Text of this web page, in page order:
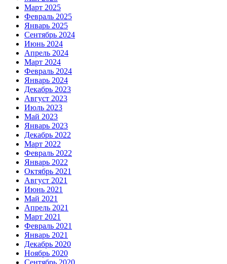
Март 2025
Февраль 2025
Январь 2025
Сентябрь 2024
Июнь 2024
Апрель 2024
Март 2024
Февраль 2024
Январь 2024
Декабрь 2023
Август 2023
Июль 2023
Май 2023
Январь 2023
Декабрь 2022
Март 2022
Февраль 2022
Январь 2022
Октябрь 2021
Август 2021
Июнь 2021
Май 2021
Апрель 2021
Март 2021
Февраль 2021
Январь 2021
Декабрь 2020
Ноябрь 2020